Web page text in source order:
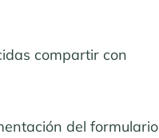
compartir con
del formulario